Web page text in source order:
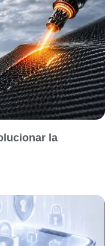
la